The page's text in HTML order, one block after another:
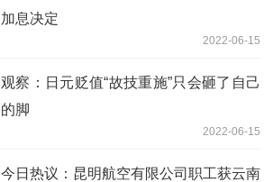
加息决定
2022-06-15
观察：日元贬值“故技重施”只会砸了自己
的脚
2022-06-15
今日热议：昆明航空有限公司职工获云南